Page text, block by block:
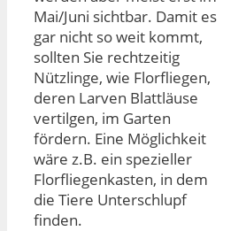
Mai/Juni sichtbar. Damit es
gar nicht so weit kommt,
sollten Sie rechtzeitig
Nützlinge, wie Florfliegen,
deren Larven Blattläuse
vertilgen, im Garten
fördern. Eine Möglichkeit
wäre z.B. ein spezieller
Florfliegenkasten, in dem
die Tiere Unterschlupf
finden.